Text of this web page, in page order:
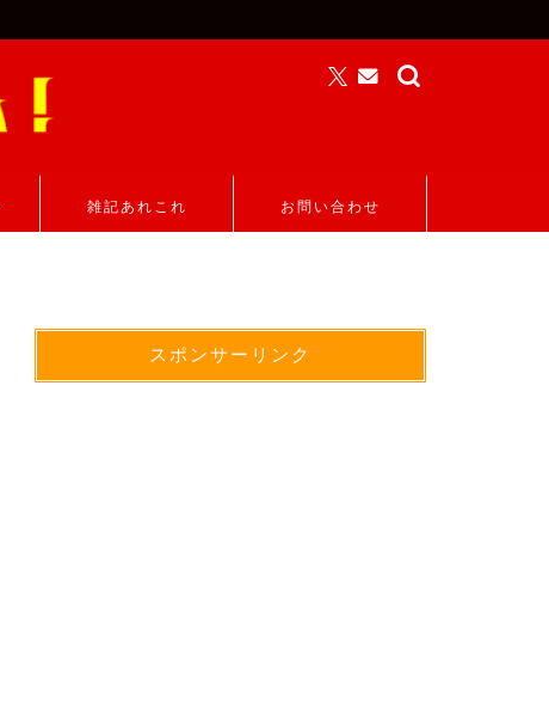
雑記あれこれ お問い合わせ
スポンサーリンク